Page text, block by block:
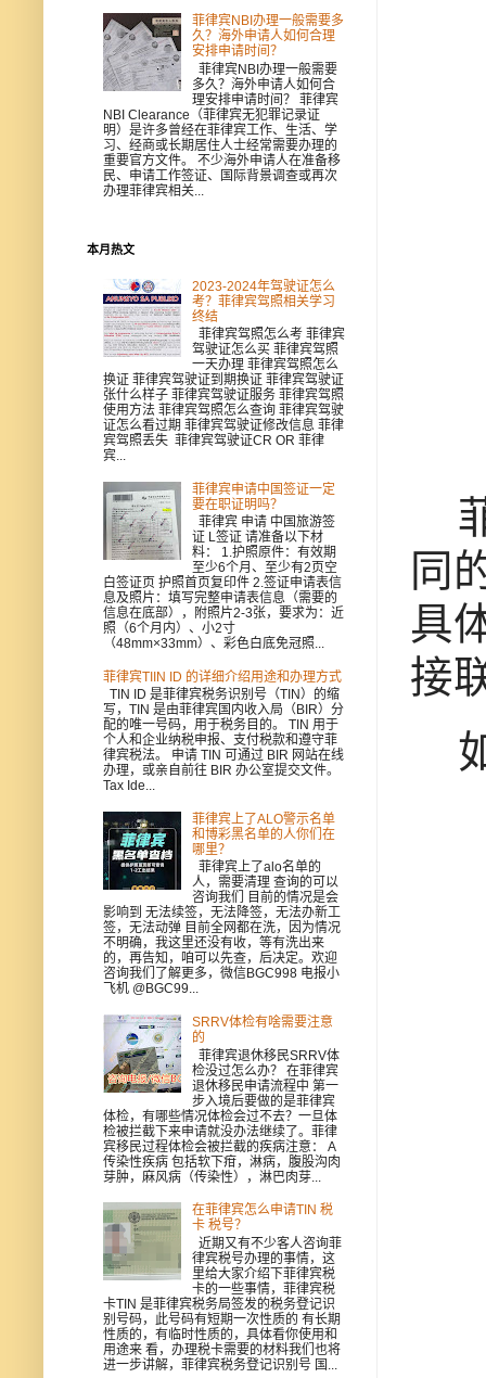
同
具
接
菲律宾NBI办理一般需要多
久？海外申请人如何合理
安排申请时间？
菲律宾NBI办理一般需要
多久？海外申请人如何合
理安排申请时间？ 菲律宾
NBI Clearance（菲律宾无犯罪记录证
明）是许多曾经在菲律宾工作、生活、学
习、经商或长期居住人士经常需要办理的
重要官方文件。 不少海外申请人在准备移
民、申请工作签证、国际背景调查或再次
办理菲律宾相关...
本月热文
2023-2024年驾驶证怎么
考？菲律宾驾照相关学习
终结
菲律宾驾照怎么考 菲律宾
驾驶证怎么买 菲律宾驾照
一天办理 菲律宾驾照怎么
换证 菲律宾驾驶证到期换证 菲律宾驾驶证
张什么样子 菲律宾驾驶证服务 菲律宾驾照
使用方法 菲律宾驾照怎么查询 菲律宾驾驶
证怎么看过期 菲律宾驾驶证修改信息 菲律
宾驾照丢失 菲律宾驾驶证CR OR 菲律
宾...
菲律宾申请中国签证一定
要在职证明吗？
菲律宾 申请 中国旅游签
证 L签证 请准备以下材
料： 1.护照原件：有效期
至少6个月、至少有2页空
白签证页 护照首页复印件 2.签证申请表信
息及照片：填写完整申请表信息（需要的
信息在底部），附照片2-3张，要求为：近
照（6个月内）、小2寸
（48mm×33mm）、彩色白底免冠照...
菲律宾TIIN ID 的详细介绍用途和办理方式
TIN ID 是菲律宾税务识别号（TIN）的缩
写，TIN 是由菲律宾国内收入局（BIR）分
配的唯一号码，用于税务目的。 TIN 用于
个人和企业纳税申报、支付税款和遵守菲
律宾税法。 申请 TIN 可通过 BIR 网站在线
办理，或亲自前往 BIR 办公室提交文件。
Tax Ide...
菲律宾上了ALO警示名单
和博彩黑名单的人你们在
哪里？
菲律宾上了alo名单的
人，需要清理 查询的可以
咨询我们 目前的情况是会
影响到 无法续签，无法降签，无法办新工
签，无法动弹 目前全网都在洗，因为情况
不明确，我这里还没有收，等有洗出来
的，再告知，咱可以先查，后决定。欢迎
咨询我们了解更多，微信BGC998 电报小
飞机 @BGC99...
SRRV体检有啥需要注意
的
菲律宾退休移民SRRV体
检没过怎么办？ 在菲律宾
退休移民申请流程中 第一
步入境后要做的是菲律宾
体检，有哪些情况体检会过不去？一旦体
检被拦截下来申请就没办法继续了。菲律
宾移民过程体检会被拦截的疾病注意： A
传染性疾病 包括软下疳，淋病，腹股沟肉
芽肿，麻风病（传染性），淋巴肉芽...
在菲律宾怎么申请TIN 税
卡 税号？
近期又有不少客人咨询菲
律宾税号办理的事情，这
里给大家介绍下菲律宾税
卡的一些事情，菲律宾税
卡TIN 是菲律宾税务局签发的税务登记识
别号码，此号码有短期一次性质的 有长期
性质的，有临时性质的，具体看你使用和
用途来 看，办理税卡需要的材料我们也将
进一步讲解，菲律宾税务登记识别号 国...